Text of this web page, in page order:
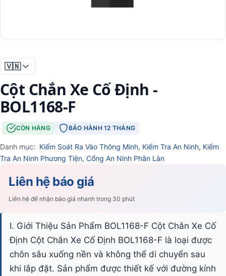
🇻🇳
Cột Chắn Xe Cố Định -
BOL1168-F
· CÒN HÀNG BẢO HÀNH 12 THÁNG
Danh mục: Kiểm Soát Ra Vào Thông Minh, Kiểm Tra An Ninh, Kiểm
Tra An Ninh Phương Tiện, Cổng An Ninh Phân Làn
Liên hệ báo giá
Liên hệ để nhận báo giá nhanh trong 30 phút
I. Giới Thiệu Sản Phẩm BOL1168-F Cột Chắn Xe Cố
Định Cột Chắn Xe Cố Định BOL1168-F là loại được
chôn sâu xuống nền và không thể di chuyển sau
khi lắp đặt. Sản phẩm được thiết kế với đường kính